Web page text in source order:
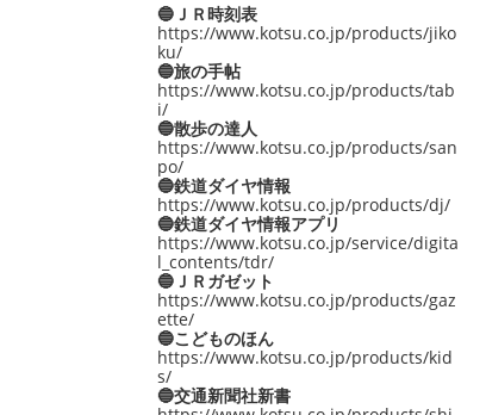
🔵ＪＲ時刻表
https://www.kotsu.co.jp/products/jiko
ku/
🔵旅の手帖
https://www.kotsu.co.jp/products/tab
i/
🔵散歩の達人
https://www.kotsu.co.jp/products/san
po/
🔵鉄道ダイヤ情報
https://www.kotsu.co.jp/products/dj/
🔵鉄道ダイヤ情報アプリ
https://www.kotsu.co.jp/service/digita
l_contents/tdr/
🔵ＪＲガゼット
https://www.kotsu.co.jp/products/gaz
ette/
🔵こどものほん
https://www.kotsu.co.jp/products/kid
s/
🔵交通新聞社新書